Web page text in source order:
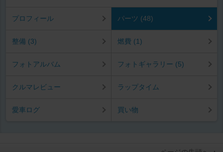
プロフィール パーツ (48)
整備 (3) 燃費 (1)
フォトアルバム フォトギャラリー (5)
クルマレビュー ラップタイム
愛車ログ 買い物